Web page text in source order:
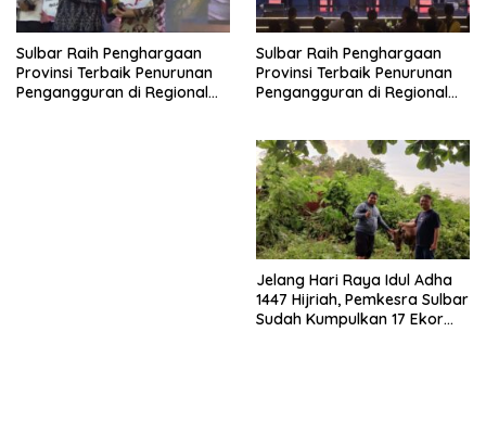
Sulbar Raih Penghargaan
Provinsi Terbaik Penurunan
Pengangguran di Regional
Sulbar Raih Penghargaan
Provinsi Terbaik Penurunan
Pengangguran di Regional
Jelang Hari Raya Idul Adha
1447 Hijriah, Pemkesra Sulbar
Sudah Kumpulkan 17 Ekor